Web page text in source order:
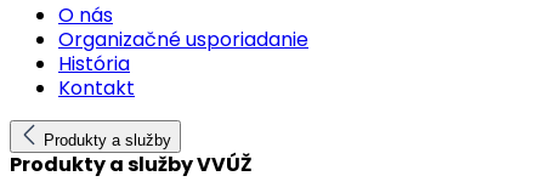
O nás
Organizačné usporiadanie
História
Kontakt
Produkty a služby
Produkty a služby VVÚŽ